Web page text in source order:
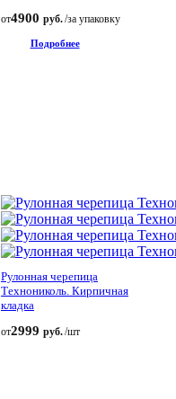
от4900 руб./за упаковку
Подробнее
Рулонная черепица
Технониколь. Кирпичная
кладка
от2999 руб./шт